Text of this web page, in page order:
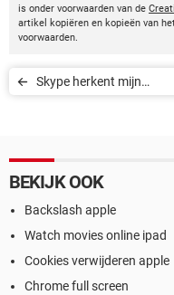
is onder voorwaarden van de
artikel kopiëren en kopieën van
voorwaarden.
Skype herkent mijn
BEKIJK OOK
Backslash apple
Watch movies online ipad
Cookies verwijderen apple
Chrome full screen